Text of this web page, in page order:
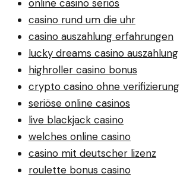
online casino seriös
casino rund um die uhr
casino auszahlung erfahrungen
lucky dreams casino auszahlung
highroller casino bonus
crypto casino ohne verifizierung
seriöse online casinos
live blackjack casino
welches online casino
casino mit deutscher lizenz
roulette bonus casino